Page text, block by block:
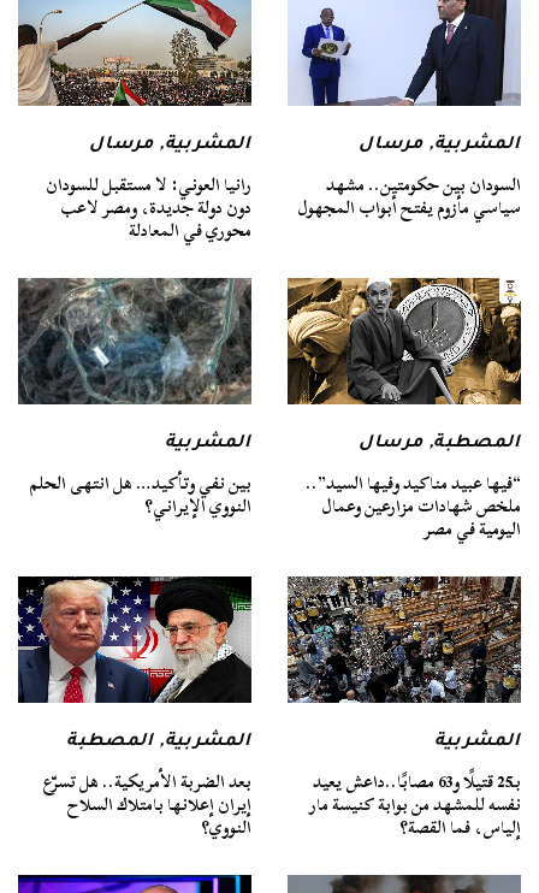
المشربية,مرسال
السودان بين حكومتين.. مشهد
سياسي مأزوم يفتح أبواب المجهول
المشربية,مرسال
رانيا العوني: لا مستقبل للسودان
دون دولة جديدة، ومصر لاعب
محوري في المعادلة
المصطبة,مرسال
“فيها عبيد مناكيد وفيها السيد”..
ملخص شهادات مزارعين وعمال
اليومية في مصر
المشربية
بين نفي وتأكيد… هل انتهى الحلم
النووي الإيراني؟
المشربية
بـ25 قتيلًا و63 مصابًا..داعش يعيد
نفسه للمشهد من بوابة كنيسة مار
إلياس، فما القصة؟
المشربية,المصطبة
بعد الضربة الأمريكية.. هل تسرّع
إيران إعلانها بامتلاك السلاح
النووي؟